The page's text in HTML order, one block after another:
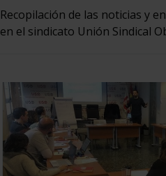
Recopilación de las noticias y
en el sindicato Unión Sindical